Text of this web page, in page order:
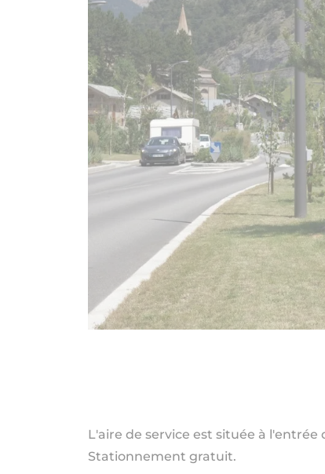
L'aire de service est située à
Stationnement gratuit.